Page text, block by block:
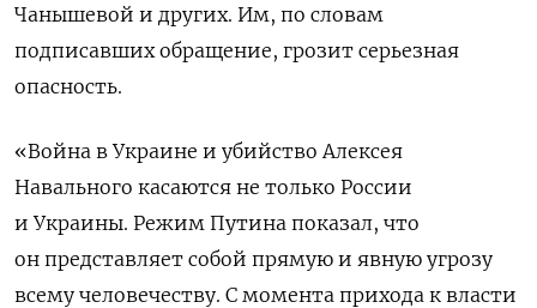
Чанышевой и других. Им, по словам
подписавших обращение, грозит серьезная
опасность.
«Война в Украине и убийство Алексея
Навального касаются не только России
и Украины. Режим Путина показал, что
он представляет собой прямую и явную угрозу
всему человечеству. С момента прихода к власти